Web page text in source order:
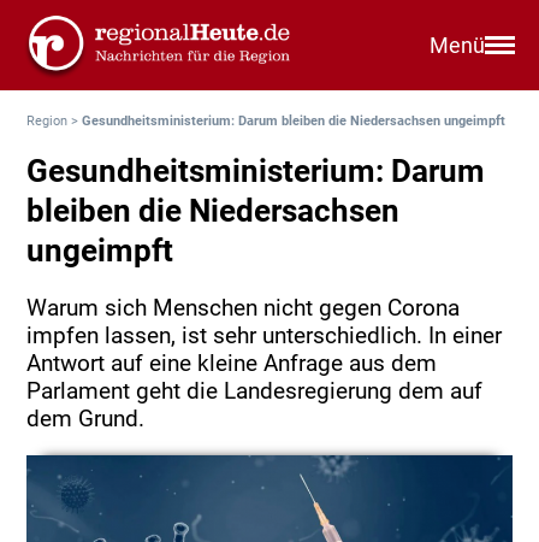
Menü
Region >Gesundheitsministerium: Darum bleiben die Niedersachsen ungeimpft
Gesundheitsministerium: Darum
bleiben die Niedersachsen
ungeimpft
Warum sich Menschen nicht gegen Corona
impfen lassen, ist sehr unterschiedlich. In einer
Antwort auf eine kleine Anfrage aus dem
Parlament geht die Landesregierung dem auf
dem Grund.